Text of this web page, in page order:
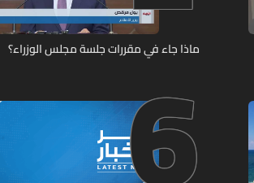
ماذا جاء في مقررات جلسة مجلس الوزراء؟